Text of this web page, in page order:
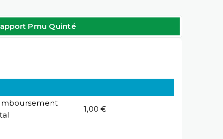
Pmu Quinté
1,00 €